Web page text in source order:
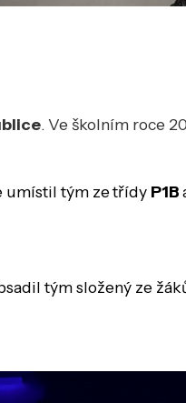
. Ve školním roce
umístil tým zetřídy P1B
tým složený ze